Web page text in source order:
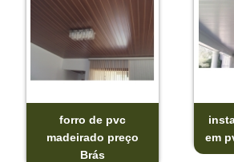
forro de pvc
madeirado preço
Brás
em